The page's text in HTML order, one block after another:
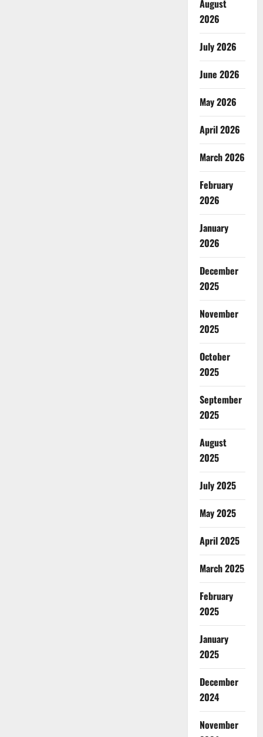
August
2026
July 2026
June 2026
May 2026
April 2026
March 2026
February
2026
January
2026
December
2025
November
2025
October
2025
September
2025
August
2025
July 2025
May 2025
April 2025
March 2025
February
2025
January
2025
December
2024
November